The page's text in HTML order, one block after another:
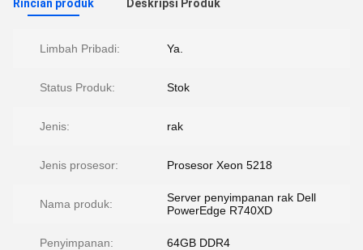
Rincian produk Deskripsi Produk
Limbah Pribadi: Ya.
Status Produk: Stok
Jenis: rak
Jenis prosesor: Prosesor Xeon 5218
Nama produk:
Server penyimpanan rak Dell
PowerEdge R740XD
Penyimpanan: 64GB DDR4